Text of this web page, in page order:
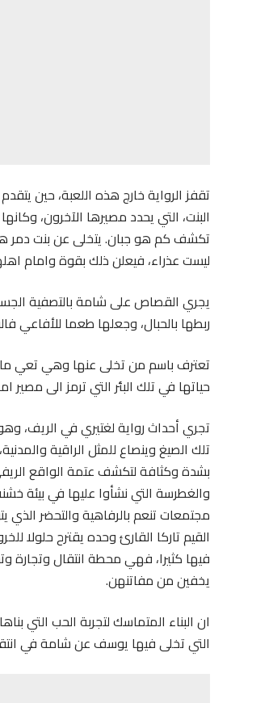
تقفز الرواية خارج هذه اللعبة، حين
البنت، التي يحدد مصيرها الآخرون،
تكشف كم هو جبان. يتخلى عن بنت دمر
ليست عذراء، فيعلن ذلك بقوة وامام
يجري القصاص على شامة بالتصفية
ربطها بالحبال، وجعلها طعما للأفاعي
تعترف باسم من تخلى عنها وهي تعي ما
حياتها في تلك البئر التي ترمز الى
تجري أحداث رواية لغتيري في الريف،
تلك الصيغ وينصاع للمثل الراقية
بشدة وكثافة لتكشف عتمة الواقع
والغطرسة التي نشأوا عليها في بيئة
مجتمعات تنعم بالرفاهية والتحضر
القيم تاركا القارئ وحده يقترح حلولا
فيها كثيرا، فهي محطة انتقال
يخفين من مفاتنهن.
ان البناء المتماسك لتجربة الحب التي
التي تخلى فيها يوسف عن شامة في